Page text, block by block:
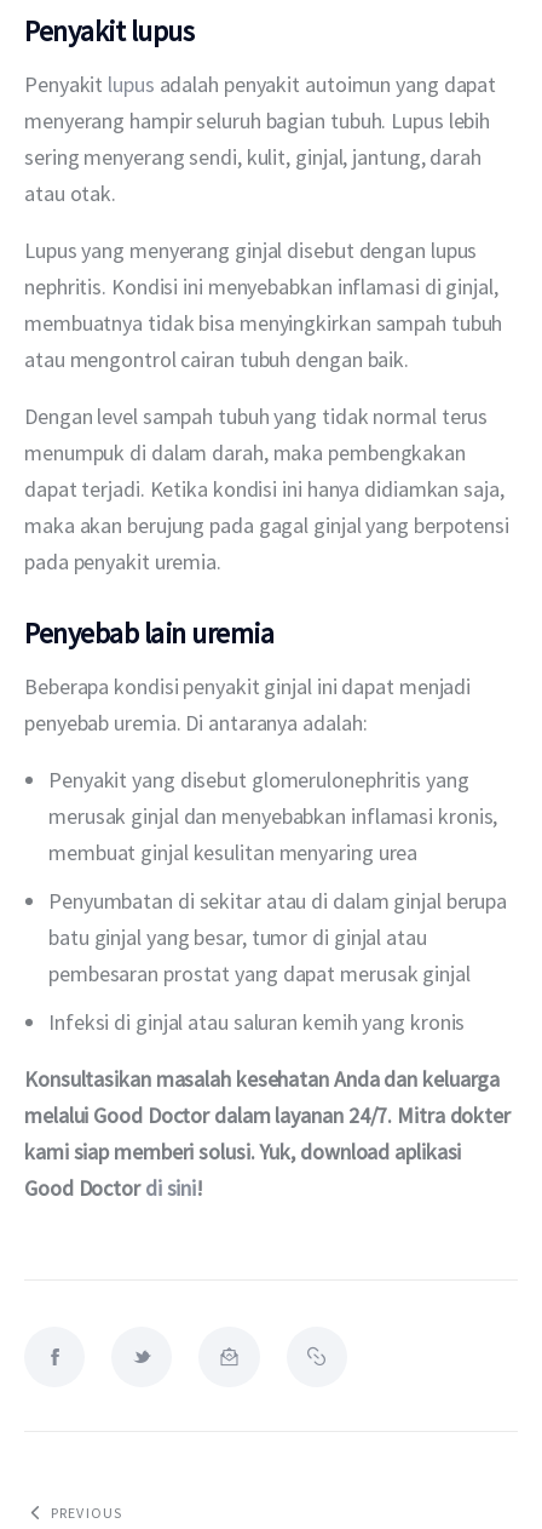
Penyakit lupus
Penyakit lupus adalah penyakit autoimun yang dapat
menyerang hampir seluruh bagian tubuh. Lupus lebih
sering menyerang sendi, kulit, ginjal, jantung, darah
atau otak.
Lupus yang menyerang ginjal disebut dengan lupus
nephritis. Kondisi ini menyebabkan inflamasi di ginjal,
membuatnya tidak bisa menyingkirkan sampah tubuh
atau mengontrol cairan tubuh dengan baik.
Dengan level sampah tubuh yang tidak normal terus
menumpuk di dalam darah, maka pembengkakan
dapat terjadi. Ketika kondisi ini hanya didiamkan saja,
maka akan berujung pada gagal ginjal yang berpotensi
pada penyakit uremia.
Penyebab lain uremia
Beberapa kondisi penyakit ginjal ini dapat menjadi
penyebab uremia. Di antaranya adalah:
Penyakit yang disebut glomerulonephritis yang
merusak ginjal dan menyebabkan inflamasi kronis,
membuat ginjal kesulitan menyaring urea
Penyumbatan di sekitar atau di dalam ginjal berupa
batu ginjal yang besar, tumor di ginjal atau
pembesaran prostat yang dapat merusak ginjal
Infeksi di ginjal atau saluran kemih yang kronis
Konsultasikan masalah kesehatan Anda dan keluarga
melalui Good Doctor dalam layanan 24/7. Mitra dokter
kami siap memberi solusi. Yuk, download aplikasi
Good Doctor di sini!
PREVIOUS